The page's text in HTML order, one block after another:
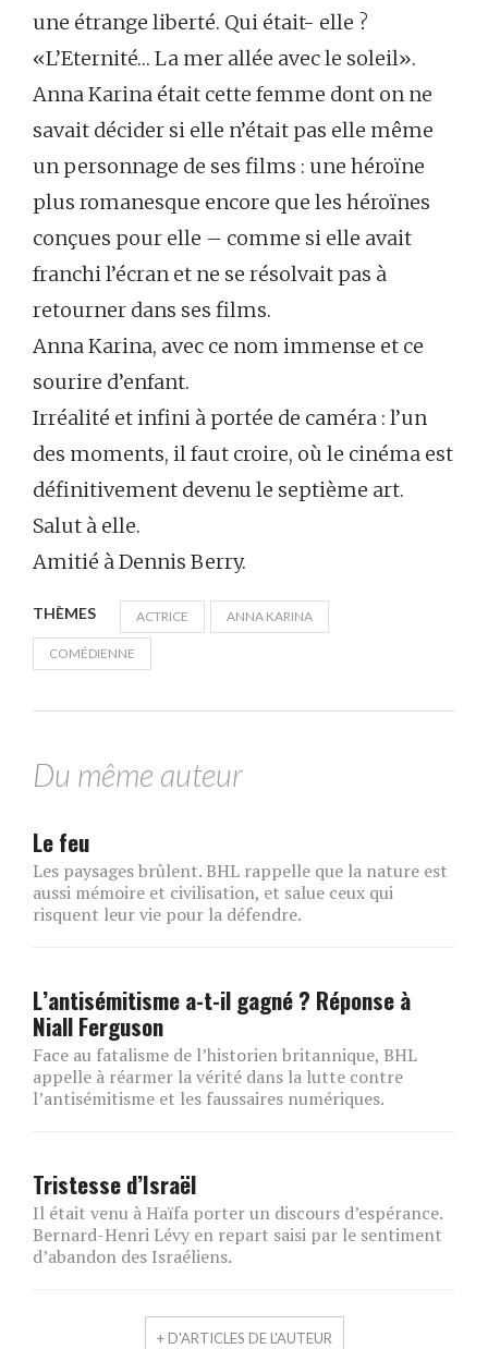
une étrange liberté. Qui était- elle ?
«L’Eternité… La mer allée avec le soleil».
Anna Karina était cette femme dont on ne
savait décider si elle n’était pas elle même
un personnage de ses films : une héroïne
plus romanesque encore que les héroïnes
conçues pour elle – comme si elle avait
franchi l’écran et ne se résolvait pas à
retourner dans ses films.
Anna Karina, avec ce nom immense et ce
sourire d’enfant.
Irréalité et infini à portée de caméra : l’un
des moments, il faut croire, où le cinéma est
définitivement devenu le septième art.
Salut à elle.
Amitié à Dennis Berry.
THÈMES ACTRICE ANNA KARINA
COMÉDIENNE
Du même auteur
Le feu
Les paysages brûlent. BHL rappelle que la nature est
aussi mémoire et civilisation, et salue ceux qui
risquent leur vie pour la défendre.
L’antisémitisme a-t-il gagné ? Réponse à
Niall Ferguson
Face au fatalisme de l’historien britannique, BHL
appelle à réarmer la vérité dans la lutte contre
l’antisémitisme et les faussaires numériques.
Tristesse d’Israël
Il était venu à Haïfa porter un discours d’espérance.
Bernard-Henri Lévy en repart saisi par le sentiment
d’abandon des Israéliens.
+ D'ARTICLES DE L'AUTEUR